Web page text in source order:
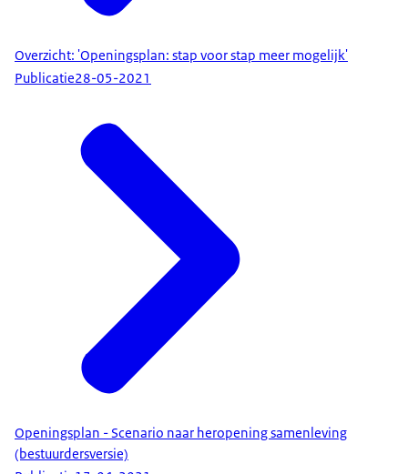
Overzicht: 'Openingsplan: stap voor stap meer mogelijk'
Publicatie28-05-2021
Openingsplan - Scenario naar heropening samenleving
(bestuurdersversie)